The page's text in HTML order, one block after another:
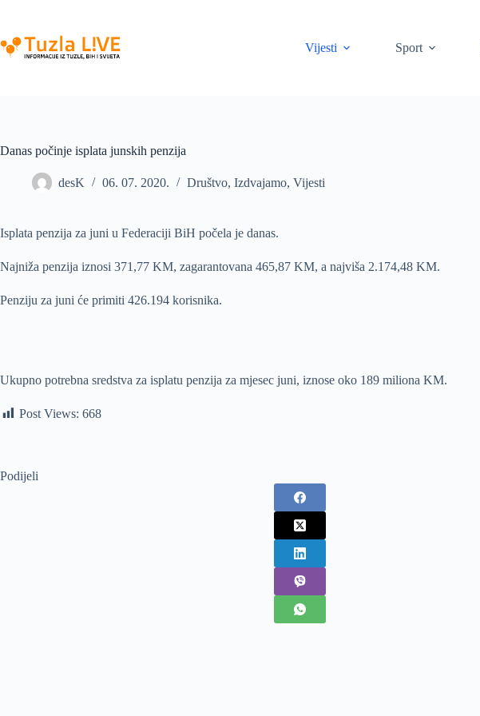
content
Vijesti
Sport
Danas počinje isplata junskih penzija
desK 06. 07. 2020. Društvo, Izdvajamo, Vijesti
Isplata penzija za juni u Federaciji BiH počela je danas.
Najniža penzija iznosi 371,77 KM, zagarantovana 465,87 KM, a najviša 2.174,48 KM.
Penziju za juni će primiti 426.194 korisnika.
Ukupno potrebna sredstva za isplatu penzija za mjesec juni, iznose oko 189 miliona KM.
Post Views: 668
Podijeli